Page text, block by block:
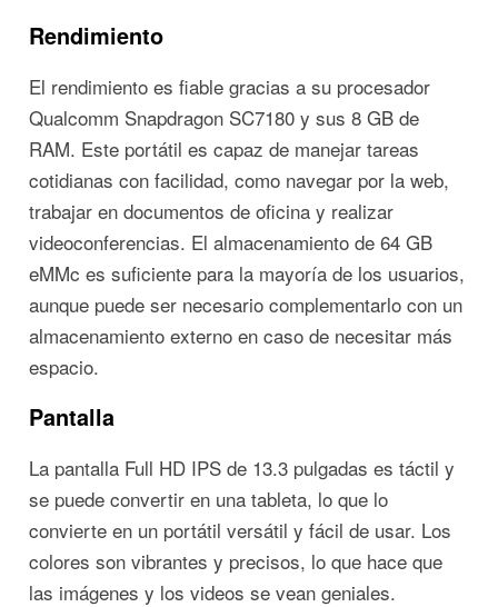
Rendimiento
El rendimiento es fiable gracias a su procesador
Qualcomm Snapdragon SC7180 y sus 8 GB de
RAM. Este portátil es capaz de manejar tareas
cotidianas con facilidad, como navegar por la web,
trabajar en documentos de oficina y realizar
videoconferencias. El almacenamiento de 64 GB
eMMc es suficiente para la mayoría de los usuarios,
aunque puede ser necesario complementarlo con un
almacenamiento externo en caso de necesitar más
espacio.
Pantalla
La pantalla Full HD IPS de 13.3 pulgadas es táctil y
se puede convertir en una tableta, lo que lo
convierte en un portátil versátil y fácil de usar. Los
colores son vibrantes y precisos, lo que hace que
las imágenes y los videos se vean geniales.